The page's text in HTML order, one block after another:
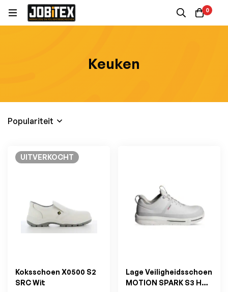
0
Keuken
Populariteit
UITVERKOCHT
Koksschoen X0500 S2
SRC Wit
Lage Veiligheidsschoen
MOTION SPARK S3 HRO